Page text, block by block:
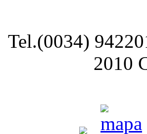
Tel.(0034)
2010